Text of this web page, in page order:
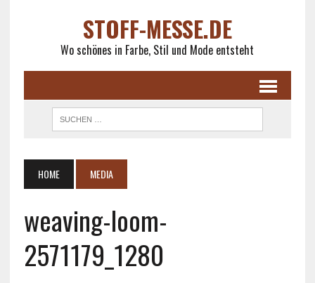
STOFF-MESSE.DE
Wo schönes in Farbe, Stil und Mode entsteht
HOME MEDIA
weaving-loom-
2571179_1280